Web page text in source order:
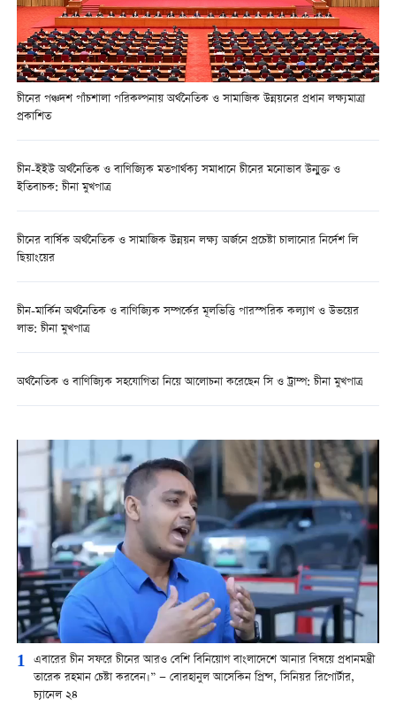
চীনের পঞ্চদশ পাঁচশালা পরিকল্পনায় অর্থনৈতিক ও সামাজিক উন্নয়নের প্রধান লক্ষ্যমাত্রা
প্রকাশিত
চীন-ইইউ অর্থনৈতিক ও বাণিজ্যিক মতপার্থক্য সমাধানে চীনের মনোভাব উন্মুক্ত ও
ইতিবাচক: চীনা মুখপাত্র
চীনের বার্ষিক অর্থনৈতিক ও সামাজিক উন্নয়ন লক্ষ্য অর্জনে প্রচেষ্টা চালানোর নির্দেশ লি
ছিয়াংয়ের
চীন-মার্কিন অর্থনৈতিক ও বাণিজ্যিক সম্পর্কের মূলভিত্তি পারস্পরিক কল্যাণ ও উভয়ের
লাভ: চীনা মুখপাত্র
অর্থনৈতিক ও বাণিজ্যিক সহযোগিতা নিয়ে আলোচনা করেছেন সি ও ট্রাম্প: চীনা মুখপাত্র
1 এবারের চীন সফরে চীনের আরও বেশি বিনিয়োগ বাংলাদেশে আনার বিষয়ে প্রধানমন্ত্রী
তারেক রহমান চেষ্টা করবেন।” — বোরহানুল আসেকিন প্রিন্স, সিনিয়র রিপোর্টার,
চ্যানেল ২৪